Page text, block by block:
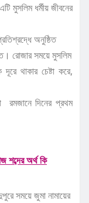
মুসলিম ধর্মীয় জীবনের
অনুষ্ঠিত
রোজার সময়ে মুসলিম
থাকার চেষ্টা করে,
রমজানে দিনের প্রথম
শব্দের অর্থ কি
সময়ে জুমা নামায়ের